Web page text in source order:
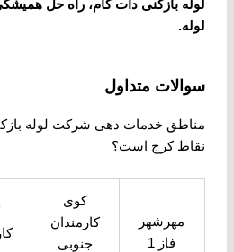
لوله بازکنی دات کام، راه حل
لوله.
سوالات متداول
مناطق خدمات دهی شرکت لوله
نقاط کرج است؟
مهرشهر
فاز 1
کوی
کارمندان
جنوبی